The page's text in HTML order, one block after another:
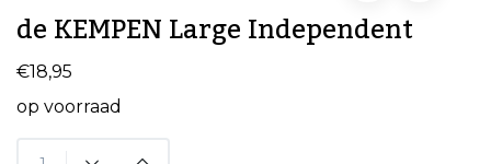
de KEMPEN Large Independent
€18,95
op voorraad